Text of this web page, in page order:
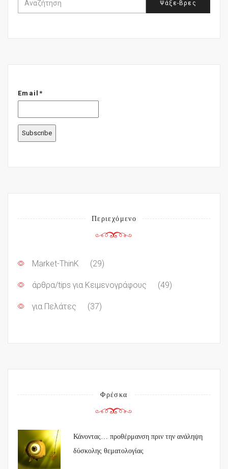
Email*
Περιεχόμενο
Market-ThinK (29)
άρθρα/tips για Κειμενογράφους (49)
για Πελάτες (37)
Φρέσκα
Κάνοντας… προθέρμανση πριν την ανάληψη
δύσκολης θεματολογίας